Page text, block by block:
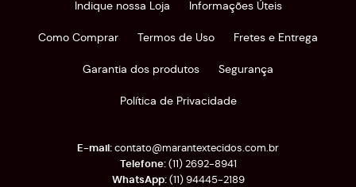
Indique nossa Loja Informações Úteis
Como Comprar Termos de Uso Fretes e Entrega
Garantia dos produtos Segurança
Política de Privacidade
(11)2692-8941
(11)94445-2189
contato@marantextecidos.com.br